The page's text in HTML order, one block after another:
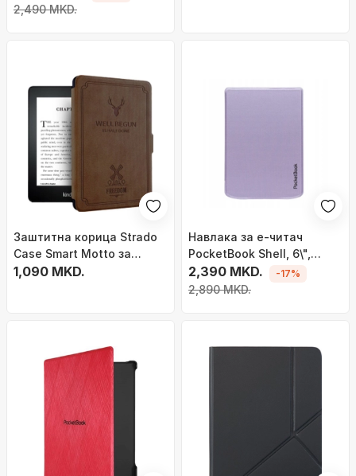
2,490 MKD.
Заштитна корица Strado
Case Smart Motto за
Kindle Paperwhite 1 2 3,
1,090 MKD.
Навлака за е-читач
PocketBook Shell, 6\",
проѕирна виолетова
2,390 MKD.
2,890 MKD.
-17%